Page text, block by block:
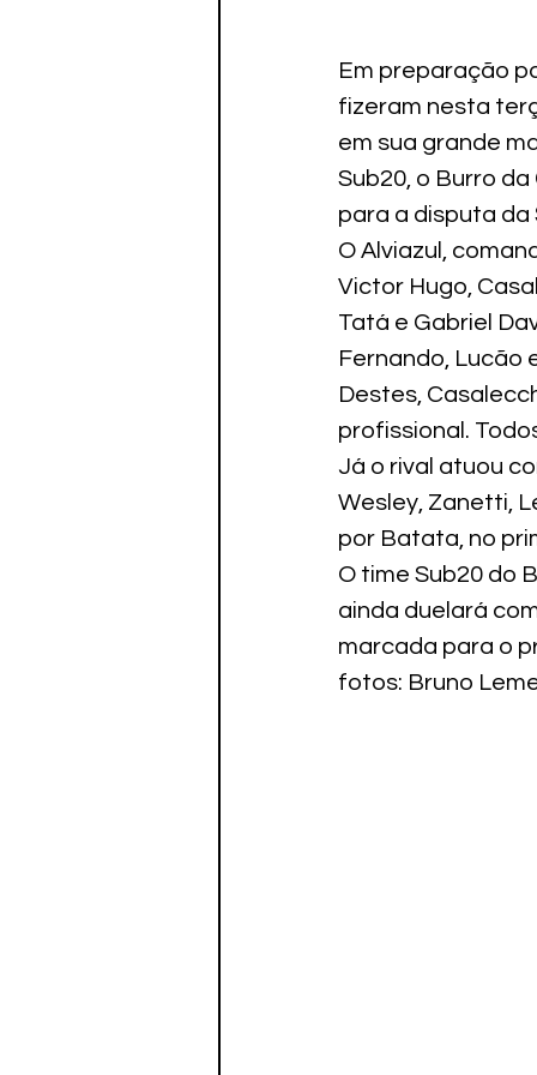
Em preparação
fizeram nesta
em sua grande
Sub20, o Burro
para a disputa da
O Alviazul,
Victor Hugo,
Tatá e Gabriel
Fernando, Lucão
Destes,
profissional.
Já o rival atuou
Wesley, Zanetti,
por Batata, no
O time Sub20 do
ainda duelará
marcada para o
fotos: Bruno